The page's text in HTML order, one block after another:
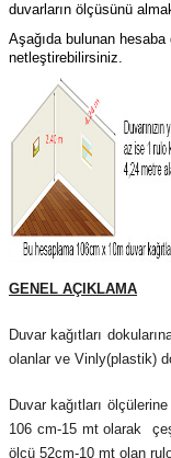
duvarların ölçüsünü
Aşağıda bulunan hesaba
netleştirebilirsiniz.
GENEL AÇIKLAMA
Duvar kağıtları
olanlar ve Vinly(plastik)
Duvar kağıtları
106 cm-15 mt olarak
ölçü 52cm-10 mt olan